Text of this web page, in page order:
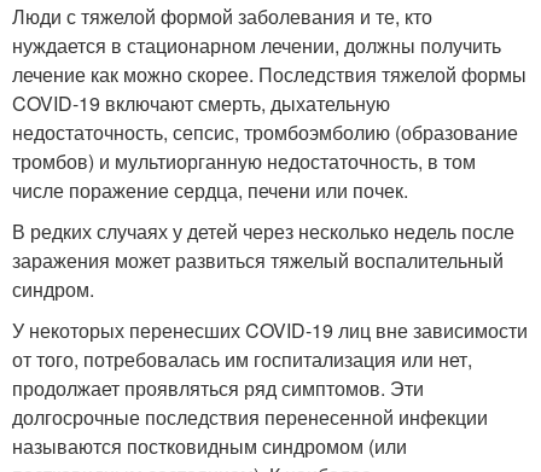
Люди с тяжелой формой заболевания и те, кто
нуждается в стационарном лечении, должны получить
лечение как можно скорее. Последствия тяжелой формы
COVID-19 включают смерть, дыхательную
недостаточность, сепсис, тромбоэмболию (образование
тромбов) и мультиорганную недостаточность, в том
числе поражение сердца, печени или почек.
В редких случаях у детей через несколько недель после
заражения может развиться тяжелый воспалительный
синдром.
У некоторых перенесших COVID-19 лиц вне зависимости
от того, потребовалась им госпитализация или нет,
продолжает проявляться ряд симптомов. Эти
долгосрочные последствия перенесенной инфекции
называются постковидным синдромом (или